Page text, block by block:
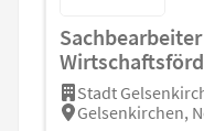
Stadt
Gelsenkirchen,